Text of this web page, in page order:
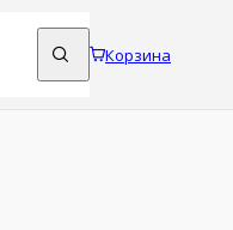
Корзина